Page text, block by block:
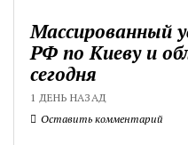
Массированный
РФ по Киеву и
сегодня
1 ДЕНЬ НАЗАД
Оставить комментарий